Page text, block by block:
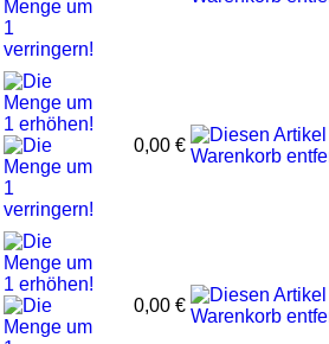
0,00 €
0,00 €